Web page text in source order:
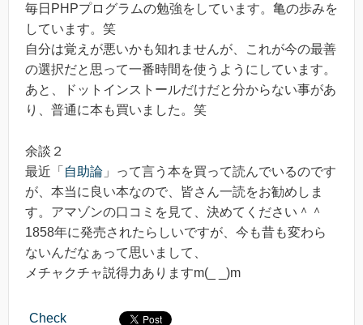
毎日PHPプログラムの勉強をしています。亀の歩みを
しています。笑
自分は覚えが悪いかも知れませんが、これが今の最善
の選択だと思って一番時間を使うようにしています。
あと、ドットインストールだけだと分からない事があ
り、普通に本も買いました。笑
余談２
最近「 自助論 」って言う本を買って読んでいるのです
が、本当に良い本なので、皆さん一読をお勧めしま
す。アマゾンの口コミを見て、決めてください＾＾
1858年に発売されたらしいですが、今も昔も変わら
ないんだなぁって思いまして、
メチャクチャ説得力ありますm(_ _)m
Check